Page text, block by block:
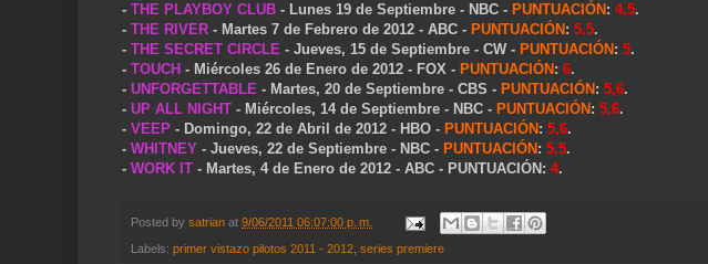
- THE PLAYBOY CLUB - Lunes 19 de Septiembre - NBC - PUNTUACIÓN : 4,5.
- THE RIVER - Martes 7 de Febrero de 2012 - ABC - PUNTUACIÓN : 5.5.
- THE SECRET CIRCLE - Jueves, 15 de Septiembre - CW - PUNTUACIÓN : 5.
- TOUCH - Miércoles 26 de Enero de 2012 - FOX - PUNTUACIÓN : 6.
- UNFORGETTABLE - Martes, 20 de Septiembre - CBS - PUNTUACIÓN : 5,6.
- UP ALL NIGHT - Miércoles, 14 de Septiembre - NBC - PUNTUACIÓN : 5,6.
- VEEP - Domingo, 22 de Abril de 2012 - HBO - PUNTUACIÓN : 5,6.
- WHITNEY - Jueves, 22 de Septiembre - NBC - PUNTUACIÓN : 5,5.
- WORK IT - Martes, 4 de Enero de 2012 - ABC - PUNTUACIÓN: 4.
Posted by satrian at 9/06/2011 06:07:00 p. m.
Labels: primer vistazo pilotos 2011 - 2012, series premiere